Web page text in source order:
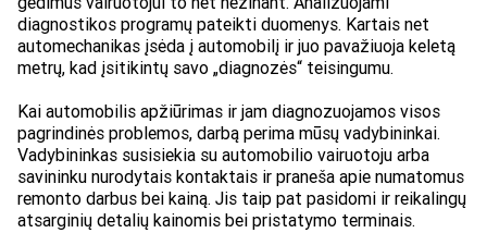
diagnostikos programų pateikti duomenys. Kartais net
automechanikas įsėda į automobilį ir juo pavažiuoja keletą
metrų, kad įsitikintų savo „diagnozės“ teisingumu.
Kai automobilis apžiūrimas ir jam diagnozuojamos visos
pagrindinės problemos, darbą perima mūsų vadybininkai.
Vadybininkas susisiekia su automobilio vairuotoju arba
savininku nurodytais kontaktais ir praneša apie numatomus
remonto darbus bei kainą. Jis taip pat pasidomi ir reikalingų
atsarginių detalių kainomis bei pristatymo terminais.